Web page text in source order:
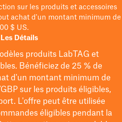
sur les produits et accessoires
achat d'un montant minimum de
$ US.
Détails
produits LabTAG et
Bénéficiez de 25 % de
d'un montant minimum de
sur les produits éligibles,
. L'offre peut être utilisée
éligibles pendant la